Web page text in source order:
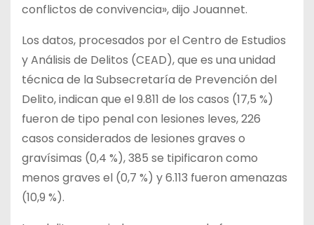
conflictos de convivencia», dijo Jouannet.
Los datos, procesados por el Centro de Estudios
y Análisis de Delitos (CEAD), que es una unidad
técnica de la Subsecretaría de Prevención del
Delito, indican que el 9.811 de los casos (17,5 %)
fueron de tipo penal con lesiones leves, 226
casos considerados de lesiones graves o
gravísimas (0,4 %), 385 se tipificaron como
menos graves el (0,7 %) y 6.113 fueron amenazas
(10,9 %).